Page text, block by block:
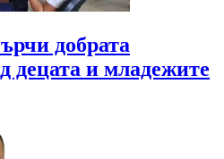
добрата
децата и младежите